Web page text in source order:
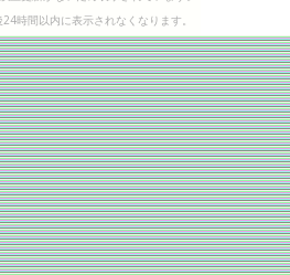
時間以内に表示されなくなります。